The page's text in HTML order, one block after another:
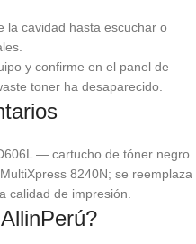
la cavidad hasta escuchar o
y confirme en el panel de
toner ha desaparecido.
— cartucho de tóner negro
8240N; se reemplaza
calidad de impresión.